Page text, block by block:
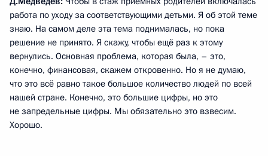
работа по уходу за соответствующими детьми. Я об этой теме
знаю. На самом деле эта тема поднималась, но пока
решение не принято. Я скажу, чтобы ещё раз к этому
вернулись. Основная проблема, которая была, – это,
конечно, финансовая, скажем откровенно. Но я не думаю,
что это всё равно такое большое количество людей по всей
нашей стране. Конечно, это большие цифры, но это
не запредельные цифры. Мы обязательно это взвесим.
Хорошо.